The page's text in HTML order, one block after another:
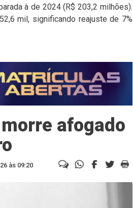
à de 2024 (R$ 203,2 milhões).
mil, significando reajuste de 7%
afogado
às 09:20